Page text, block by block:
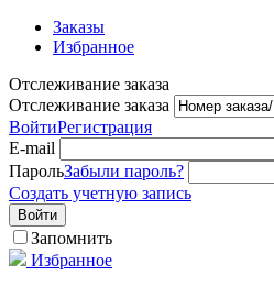
Заказы
Избранное
Отслеживание заказа
Отслеживание заказа
ВойтиРегистрация
E-mail
ПарольЗабыли пароль?
Создать учетную запись
Войти
Запомнить
Избранное